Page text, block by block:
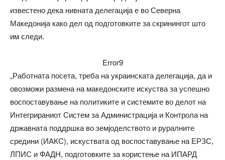
известено дека нивната делегација е во Северна
Македонија како дел од подготовките за скринингот што
им следи.
Error9
„Работната посета, треба на украинската делегација, да и
овозможи размена на македонските искуства за успешно
воспоставување на политиките и системите во делот на
Интегрираниот Систем за Администрација и Контрола на
државната поддршка во земјоделството и руралните
средини (ИАКС), искуствата од воспоставување на ЕРЗС,
ЛПИС и ФАДН, подготовките за користење на ИПАРД